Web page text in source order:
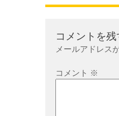
コメントを残
メールアドレス
コメント ※